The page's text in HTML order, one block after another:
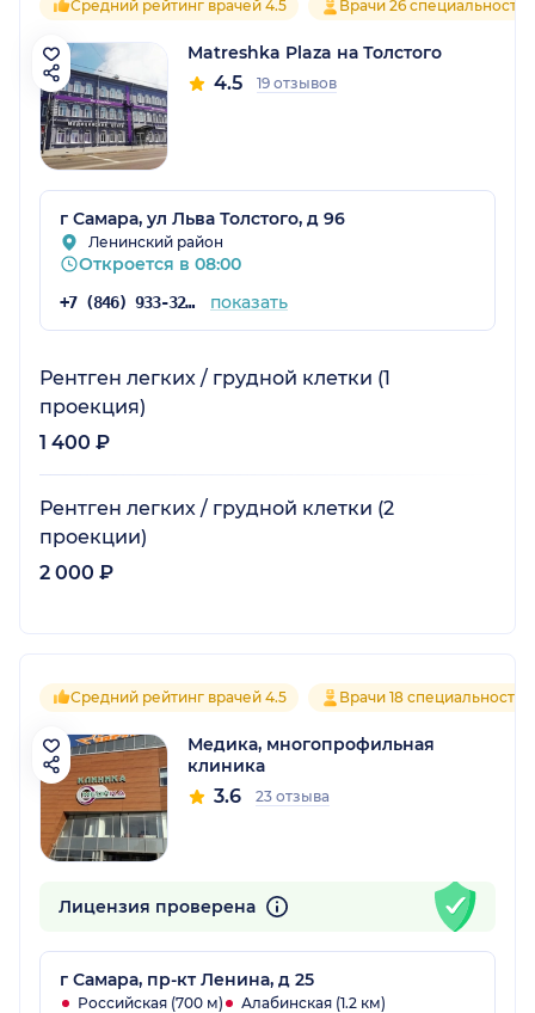
Средний рейтинг врачей 4.5 Врачи 26 специальностей
Matreshka Plaza на Толстого
4.5 19 отзывов
г Самара, ул Льва Толстого, д 96
Ленинский район
Откроется в 08:00
+7 (846) 933-32-61 показать
Рентген легких / грудной клетки (1
проекция)
1 400 ₽
Рентген легких / грудной клетки (2
проекции)
2 000 ₽
Средний рейтинг врачей 4.5 Врачи 18 специальностей
Медика, многопрофильная
клиника
3.6 23 отзыва
Лицензия проверена
г Самара, пр-кт Ленина, д 25
Российская (700 м)
Алабинская (1.2 км)